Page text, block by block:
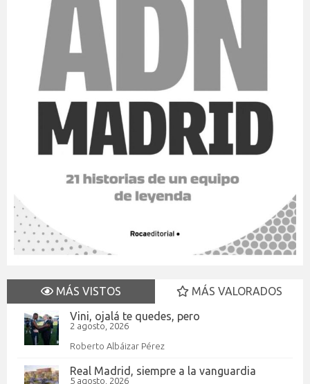
MÁS VISTOS
MÁS VALORADOS
Vini, ojalá te quedes, pero
2 agosto, 2026
Roberto Albáizar Pérez
Real Madrid, siempre a la vanguardia
5 agosto, 2026